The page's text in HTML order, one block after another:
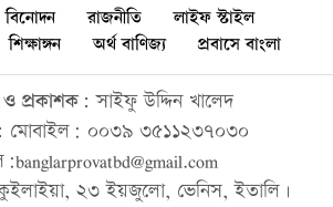
বিনোদন রাজনীতি
লাইফ স্টাইল
শিক্ষাঙ্গন অর্থ বাণিজ্য প্রবাসে বাংলা
প্রকাশক: সাইফু উদ্দিন খালেদ
মোবাইল: ০০৩৯ ৩৫১১২৩৭০৩০
২৩ ইয়জুলো, ভেনিস, ইতালি।